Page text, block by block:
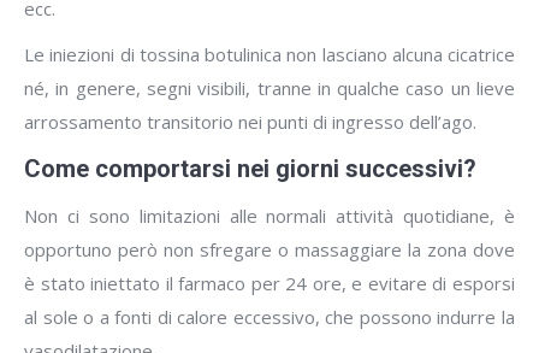
ecc.
Le iniezioni di tossina botulinica non lasciano alcuna cicatrice
né, in genere, segni visibili, tranne in qualche caso un lieve
arrossamento transitorio nei punti di ingresso dell’ago.
Come comportarsi nei giorni successivi?
Non ci sono limitazioni alle normali attività quotidiane, è
opportuno però non sfregare o massaggiare la zona dove
è stato iniettato il farmaco per 24 ore, e evitare di esporsi
al sole o a fonti di calore eccessivo, che possono indurre la